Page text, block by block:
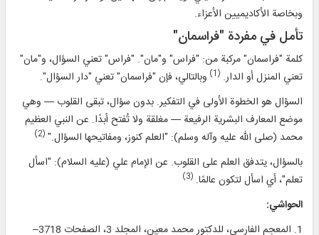
وبخاصة الأكاديميين الأعزاء.
تأمل في مفردة "فراسمان"
كلمة "فراسمان" مركبة من: "فراس" و"مان". "فراس" تعني السؤال، و"مان"
تعني المنزل أو الدار.(1)
وبالتالي، فإن "فراسمان" تعني "دار السؤال".
السؤال هو الخطوة الأولى في التفكير. بدون سؤال، تبقى القلوب — وهي
موضع المعارف البشرية الرفيعة — مغلقة ولا تُفتح أبدًا. عن النبي العظيم
محمد (صلى الله عليه وآله وسلم): "العلم كنوز، ومفاتيحها السؤال."(2)
بالسؤال، يتدفق العلم على القلوب. عن الإمام علي (عليه السلام): "اسأل
تعلم"، أي اسأل لتكون عالمًا.(3)
الحواشي:
1. المعجم الفارسي، للدكتور محمد معين، المجلد 3، الصفحات 3718–